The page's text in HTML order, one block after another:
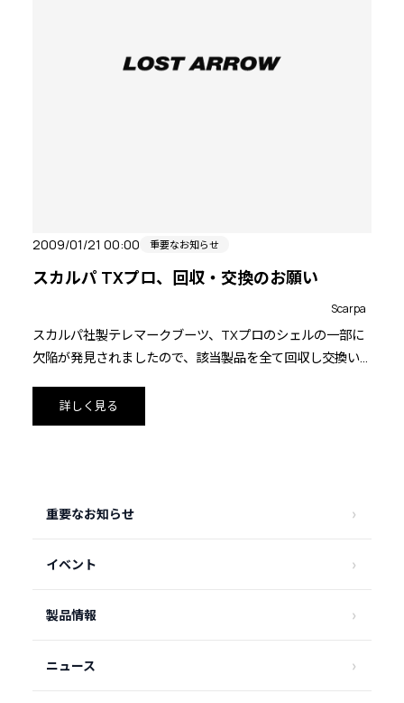
2009/01/21 00:00 重要なお知らせ
スカルパ TXプロ、回収・交換のお願い
Scarpa
スカルパ社製テレマークブーツ、TXプロのシェルの一部に
欠陥が発見されましたので、該当製品を全て回収し交換い
を心より深くお詫び申し上げます。何卒ご協力の程よろし
くお願い申し上げます。
詳しく見る
重要なお知らせ
イベント
製品情報
ニュース